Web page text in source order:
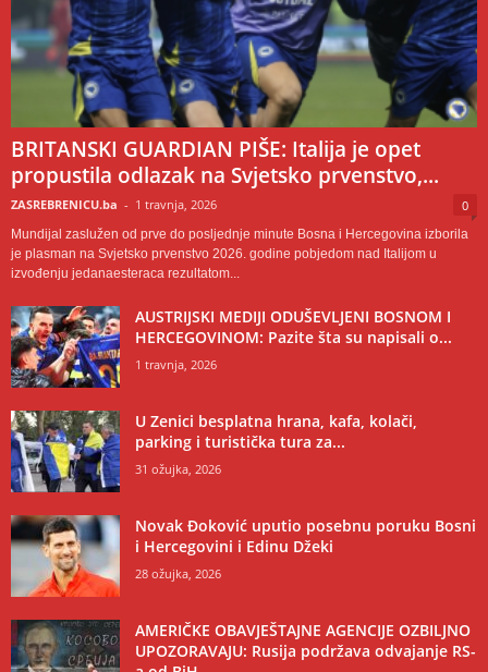
BRITANSKI GUARDIAN PIŠE: Italija je opet
propustila odlazak na Svjetsko prvenstvo,...
ZASREBRENICU.ba - 1 travnja, 2026 0
Mundijal zaslužen od prve do posljednje minute Bosna i Hercegovina izborila
je plasman na Svjetsko prvenstvo 2026. godine pobjedom nad Italijom u
izvođenju jedanaesteraca rezultatom...
AUSTRIJSKI MEDIJI ODUŠEVLJENI BOSNOM I
HERCEGOVINOM: Pazite šta su napisali o...
1 travnja, 2026
U Zenici besplatna hrana, kafa, kolači,
parking i turistička tura za...
31 ožujka, 2026
Novak Đoković uputio posebnu poruku Bosni
i Hercegovini i Edinu Džeki
28 ožujka, 2026
AMERIČKE OBAVJEŠTAJNE AGENCIJE OZBILJNO
UPOZORAVAJU: Rusija podržava odvajanje RS-